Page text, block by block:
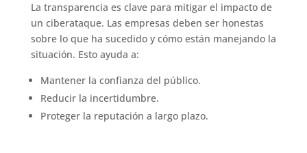
La transparencia es clave para mitigar el impacto de
un ciberataque. Las empresas deben ser honestas
sobre lo que ha sucedido y cómo están manejando la
situación. Esto ayuda a:
Mantener la confianza del público.
Reducir la incertidumbre.
Proteger la reputación a largo plazo.